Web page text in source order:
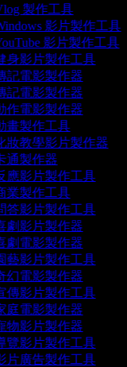
製作工具
影片製作工具
影片製作工具
身影片製作工具
記電影製作器
記電影製作器
作電影製作器
畫製作工具
妝教學影片製作器
通製作器
應影片製作工具
業製作工具
答影片製作工具
劇影片製作器
劇電影製作器
藝影片製作工具
幻電影製作器
傳影片製作工具
庭電影製作器
物影片製作器
覽影片製作工具
片廣告製作工具